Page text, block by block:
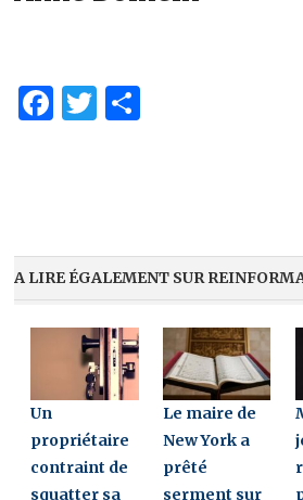
Facebook
Twitter
A LIRE ÉGALEMENT SUR
Un
propriétaire
contraint de
squatter sa
Le maire de
New York a
prêté
serment sur